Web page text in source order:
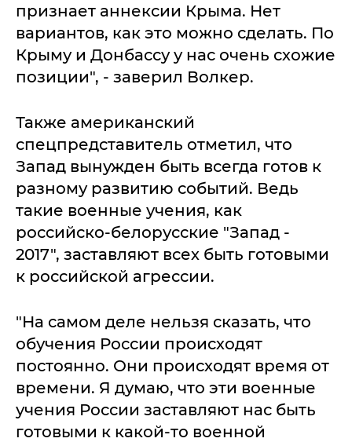
признает аннексии Крыма. Нет
вариантов, как это можно сделать. По
Крыму и Донбассу у нас очень схожие
позиции", - заверил Волкер.
Также американский
спецпредставитель отметил, что
Запад вынужден быть всегда готов к
разному развитию событий. Ведь
такие военные учения, как
российско-белорусские "Запад -
2017", заставляют всех быть готовыми
к российской агрессии.
"На самом деле нельзя сказать, что
обучения России происходят
постоянно. Они происходят время от
времени. Я думаю, что эти военные
учения России заставляют нас быть
готовыми к какой-то военной